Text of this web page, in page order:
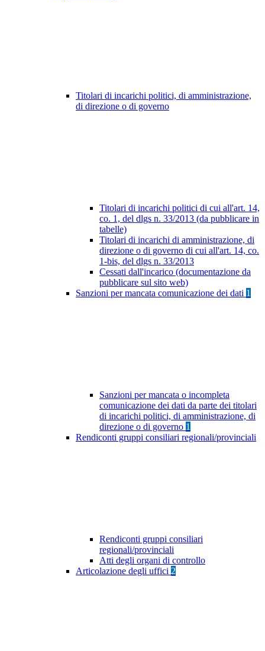
Titolari di incarichi politici, di amministrazione,
di direzione o di governo
Titolari di incarichi politici di cui all'art. 14,
co. 1, del dlgs n. 33/2013 (da pubblicare in
tabelle)
Titolari di incarichi di amministrazione, di
direzione o di governo di cui all'art. 14, co.
1-bis, del dlgs n. 33/2013
Cessati dall'incarico (documentazione da
pubblicare sul sito web)
Sanzioni per mancata comunicazione dei dati 1
Sanzioni per mancata o incompleta
comunicazione dei dati da parte dei titolari
di incarichi politici, di amministrazione, di
direzione o di governo 1
Rendiconti gruppi consiliari regionali/provinciali
Rendiconti gruppi consiliari
regionali/provinciali
Atti degli organi di controllo
Articolazione degli uffici 2